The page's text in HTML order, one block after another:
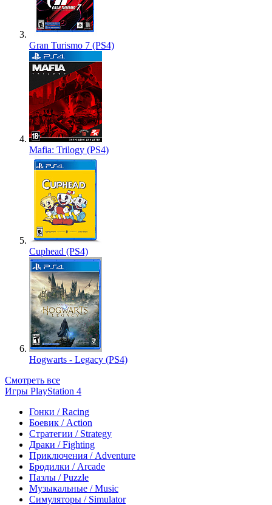
Gran Turismo 7 (PS4)
Mafia: Trilogy (PS4)
Cuphead (PS4)
Hogwarts - Legacy (PS4)
Смотреть все
Игры PlayStation 4
Гонки / Racing
Боевик / Action
Стратегии / Strategy
Драки / Fighting
Приключения / Adventure
Бродилки / Arcade
Пазлы / Puzzle
Музыкальные / Music
Симуляторы / Simulator